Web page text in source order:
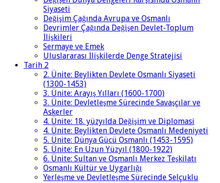
Siyaseti
Değişim Çağında Avrupa ve Osmanlı
Devrimler Çağında Değişen Devlet-Toplum
İlişkileri
Sermaye ve Emek
Uluslararası İlişkilerde Denge Stratejisi
Tarih 2
2. Ünite: Beylikten Devlete Osmanlı Siyaseti
(1300-1453)
3. Ünite: Arayış Yılları (1600-1700)
3. Ünite: Devletleşme Sürecinde Savaşçılar ve
Askerler
4. Ünite: 18. yüzyılda Değişim ve Diplomasi
4. Ünite: Beylikten Devlete Osmanlı Medeniyeti
5. Ünite: Dünya Gücü Osmanlı (1453-1595)
5. Ünite: En Uzun Yüzyıl (1800-1922)
6. Ünite: Sultan ve Osmanlı Merkez Teşkilatı
Osmanlı Kültür ve Uygarlığı
Yerleşme ve Devletleşme Sürecinde Selçuklu